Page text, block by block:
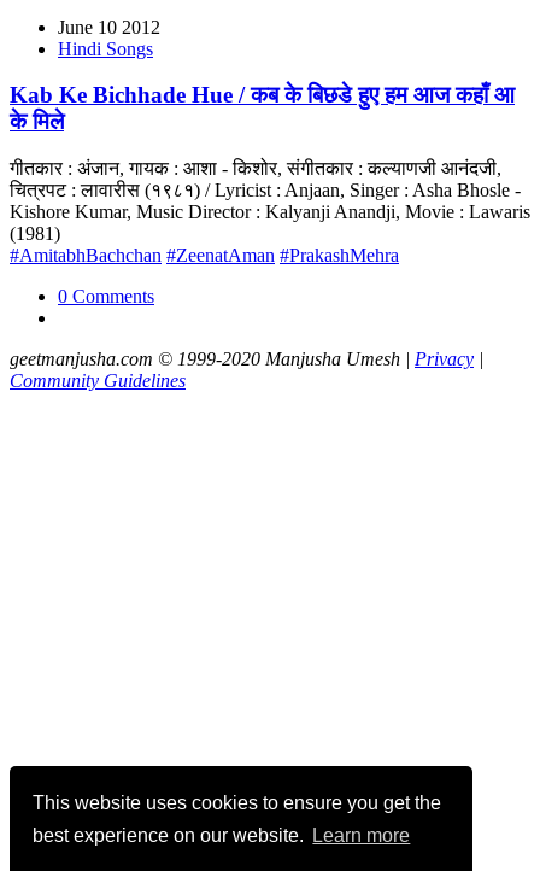
This website uses cookies to ensure you get the
best experience on our website.
Learn more
June 10 2012
Hindi Songs
Kab Ke Bichhade Hue / कब के बिछडे हुए हम आज कहाँ आ
के मिले
गीतकार : अंजान, गायक : आशा - किशोर, संगीतकार : कल्याणजी आनंदजी,
चित्रपट : लावारीस (१९८१) / Lyricist : Anjaan, Singer : Asha Bhosle -
Kishore Kumar, Music Director : Kalyanji Anandji, Movie : Lawaris
(1981)
#AmitabhBachchan #ZeenatAman #PrakashMehra
0 Comments
geetmanjusha.com © 1999-2020 Manjusha Umesh | Privacy |
Community Guidelines